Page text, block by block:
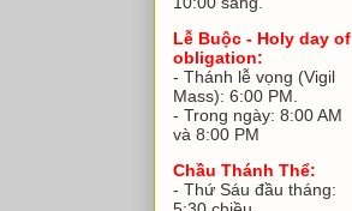
Lễ Buộc - Holy day of
obligation:
- Thánh lễ vọng (Vigil
Mass): 6:00 PM.
- Trong ngày: 8:00 AM
và 8:00 PM
Chầu Thánh Thể:
- Thứ Sáu đầu tháng: